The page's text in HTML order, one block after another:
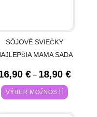
SÓJOVÉ SVIEČKY
MAMA SADA
€ – 18,90 €
VÝBER MOŽNOSTÍ